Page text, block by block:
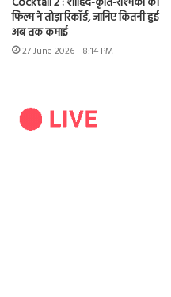
फिल्म ने तोड़ा रिकॉर्ड, जानिए कितनी हुई
अब तक कमाई
27 June 2026 - 8:14 PM